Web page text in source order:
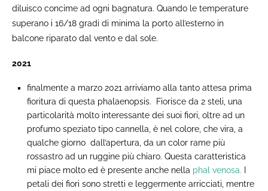
diluisco concime ad ogni bagnatura. Quando le temperature
superano i 16/18 gradi di minima la porto all’esterno in
balcone riparato dal vento e dal sole.
2021
finalmente a marzo 2021 arriviamo alla tanto attesa prima
fioritura di questa phalaenopsis. Fiorisce da 2 steli, una
particolarità molto interessante dei suoi fiori, oltre ad un
profumo speziato tipo cannella, è nel colore, che vira, a
qualche giorno dall’apertura, da un color rame più
rossastro ad un ruggine più chiaro. Questa caratteristica
mi piace molto ed è presente anche nella phal venosa.
petali dei fiori sono stretti e leggermente arricciati, mentre